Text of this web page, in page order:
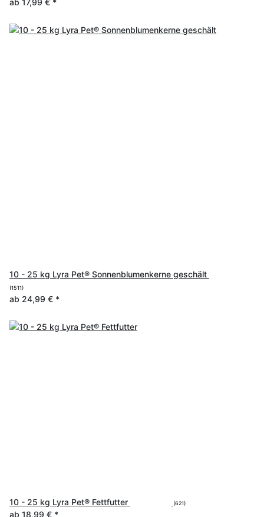
ab 17,99 € *
10 - 25 kg Lyra Pet® Sonnenblumenkerne geschält
(1511)
ab 24,99 € *
10 - 25 kg Lyra Pet® Fettfutter (621)
ab 18,99 € *